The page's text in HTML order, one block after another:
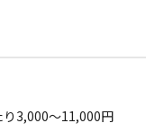
3,000～11,000円